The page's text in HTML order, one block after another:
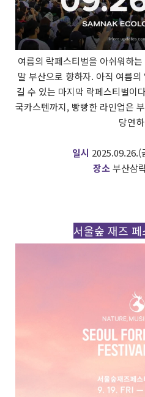
여름의 락페스티벌을 아쉬워하
말 부산으로 향하자. 아직 여름
길 수 있는 마지막 락페스티벌이
국카스텐까지, 빵빵한 라인업은
당연
일시 2025.09.26.(
장소부산삼
서울숲 재즈